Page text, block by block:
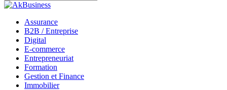
Assurance
B2B / Entreprise
Digital
E-commerce
Entrepreneuriat
Formation
Gestion et Finance
Immobilier